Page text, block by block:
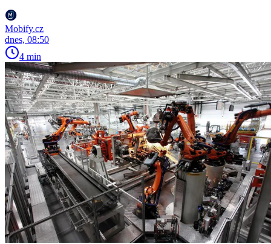
Mobify.cz
dnes, 08:50
4 min